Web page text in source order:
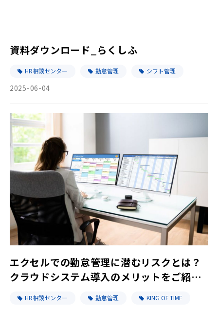
資料ダウンロード_らくしふ
HR相談センター 勤怠管理 シフト管理
2025-06-04
エクセルでの勤怠管理に潜むリスクとは？
クラウドシステム導入のメリットをご紹
HR相談センター 勤怠管理 KING OF TIME